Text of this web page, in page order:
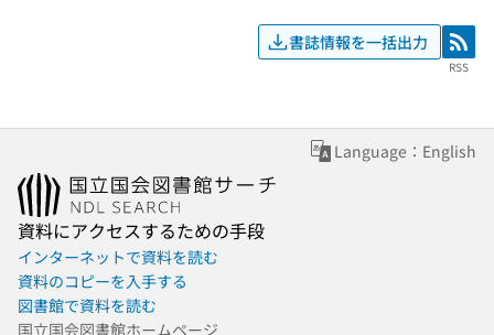
書誌情報を一括出力 RSS
RSS
Language：English
資料にアクセスするための手段
インターネットで資料を読む
資料のコピーを入手する
図書館で資料を読む
国立国会図書館ホームページ